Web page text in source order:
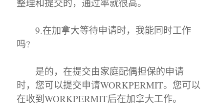
整理和提交的，通过率就很高。
9.在加拿大等待申请时，我能同时工作
吗?
是的，在提交由家庭配偶担保的申请
时，您可以提交申请WORKPERMIT。您可以
在收到WORKPERMIT后在加拿大工作。